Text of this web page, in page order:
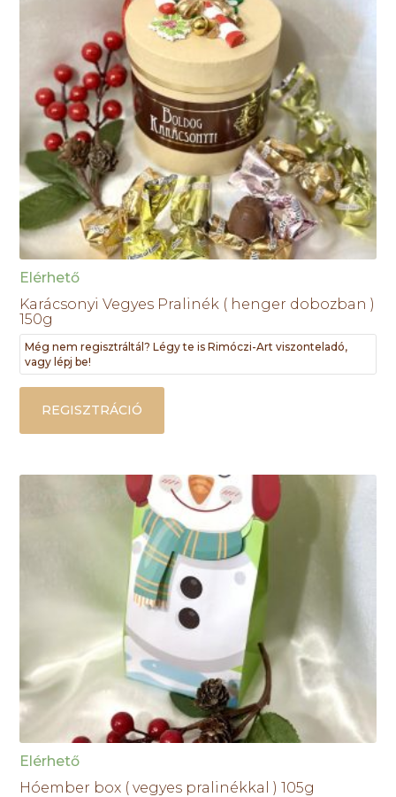
Elérhető
Karácsonyi Vegyes Pralinék ( henger dobozban )
150g
Még nem regisztráltál? Légy te is Rimóczi-Art viszonteladó,
vagy lépj be!
REGISZTRÁCIÓ
Elérhető
Hóember box ( vegyes pralinékkal ) 105g